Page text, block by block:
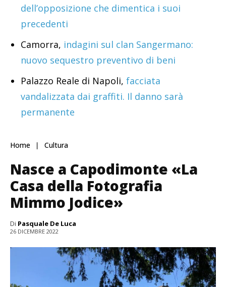
dell’opposizione che dimentica i suoi
precedenti
Camorra, indagini sul clan Sangermano:
nuovo sequestro preventivo di beni
Palazzo Reale di Napoli, facciata
vandalizzata dai graffiti. Il danno sarà
permanente
Home Cultura
Nasce a Capodimonte «La
Casa della Fotografia
Mimmo Jodice»
Di Pasquale De Luca
26 DICEMBRE 2022